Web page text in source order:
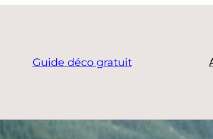
Guide déco gratuit